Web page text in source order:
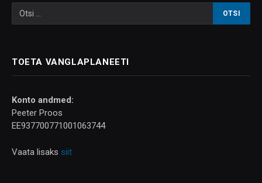
TOETA VANGLAPLANEETI
Konto andmed:
Peeter Proos
EE937700771001063744
Vaata lisaks siit